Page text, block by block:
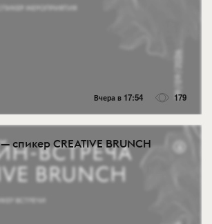
Вчера в 17:54 179
спикер CREATIVE BRUNCH